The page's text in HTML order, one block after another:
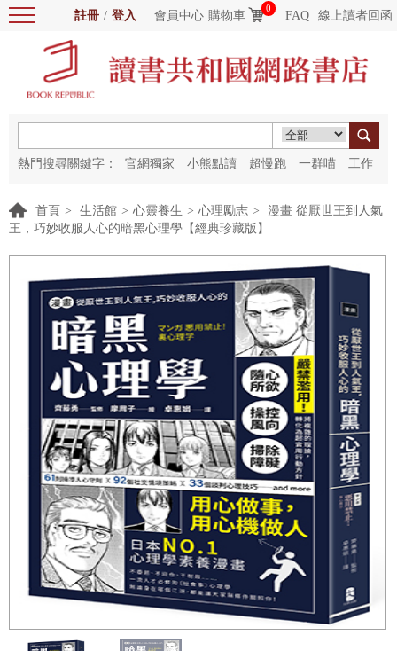
註冊 / 登入 會員中心 購物車
0
FAQ 線上讀者回函
熱門搜尋關鍵字： 官網獨家 小熊點讀 超慢跑 一群喵 工作
首頁 > 生活館 > 心靈養生 > 心理勵志 >
漫畫 從厭世王到人氣
王，巧妙收服人心的暗黑心理學【經典珍藏版】